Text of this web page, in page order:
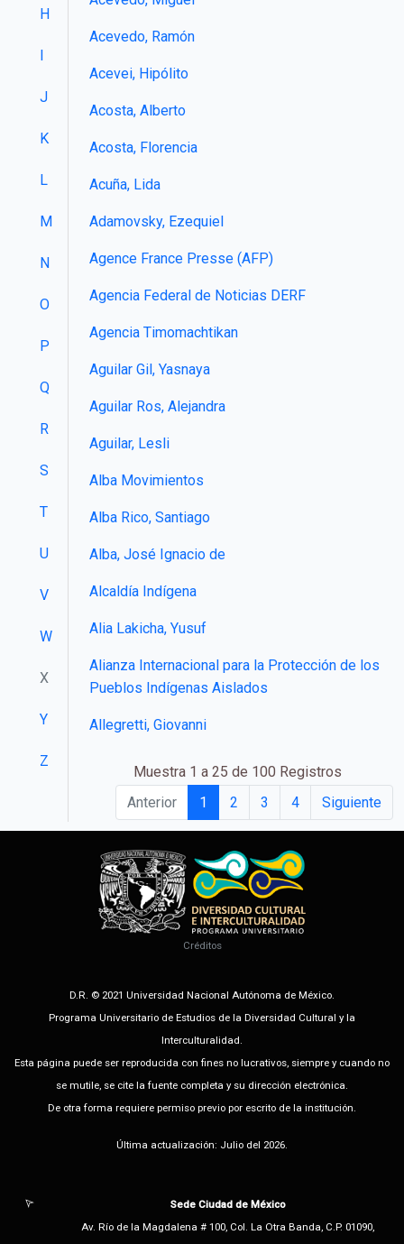
H
I
J
K
L
M
N
O
P
Q
R
S
T
U
V
W
X
Y
Z
Acevedo, Ramón
Acevei, Hipólito
Acosta, Alberto
Acosta, Florencia
Acuña, Lida
Adamovsky, Ezequiel
Agence France Presse (AFP)
Agencia Federal de Noticias DERF
Agencia Timomachtikan
Aguilar Gil, Yasnaya
Aguilar Ros, Alejandra
Aguilar, Lesli
Alba Movimientos
Alba Rico, Santiago
Alba, José Ignacio de
Alcaldía Indígena
Alia Lakicha, Yusuf
Alianza Internacional para la Protección de los
Pueblos Indígenas Aislados
Allegretti, Giovanni
Muestra 1 a 25 de 100 Registros
Anterior
1 2 3 4 Siguiente
Créditos
D.R. © 2021 Universidad Nacional Autónoma de México.
Programa Universitario de Estudios de la Diversidad Cultural y la
Interculturalidad.
Esta página puede ser reproducida con fines no lucrativos, siempre y cuando no
se mutile, se cite la fuente completa y su dirección electrónica.
De otra forma requiere permiso previo por escrito de la institución.
Última actualización: Julio del 2026.
Sede Ciudad de México
Av. Río de la Magdalena # 100, Col. La Otra Banda, C.P. 01090,